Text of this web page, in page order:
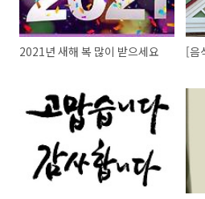
2021년 새해 복 많이 받으세요 [음